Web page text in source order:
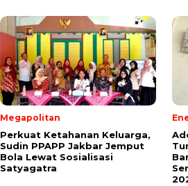
Megapolitan
Perkuat Ketahanan Keluarga,
Sudin PPAPP Jakbar Jemput
Bola Lewat Sosialisasi
Satyagatra